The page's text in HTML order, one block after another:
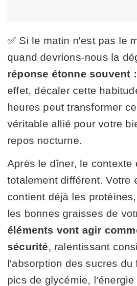
✅ Si le matin n'est pas le
quand devrions-nous la
réponse étonne souvent :
effet, décaler cette
heures peut transformer
véritable allié pour votre
repos nocturne.
Après le dîner, le contexte
totalement différent. Votre
contient déjà les
les bonnes graisses de
éléments vont agir
sécurité, ralentissant
l'absorption des sucres du
pics de glycémie, l'énergie